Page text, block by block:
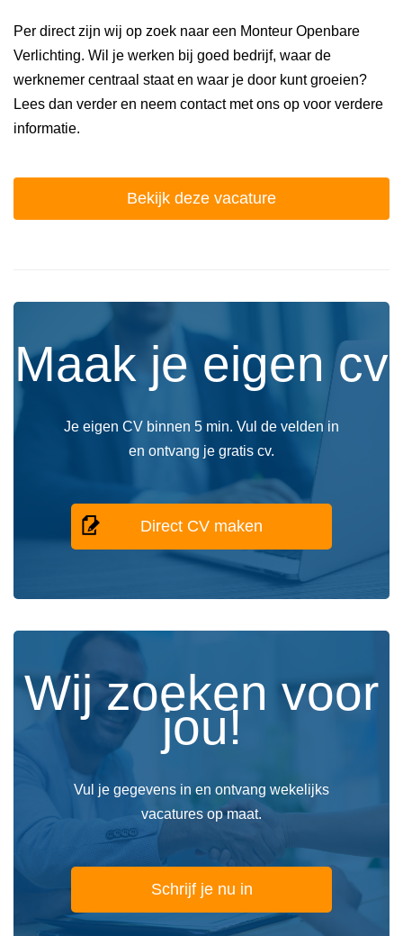
Per direct zijn wij op zoek naar een Monteur Openbare
Verlichting. Wil je werken bij goed bedrijf, waar de
werknemer centraal staat en waar je door kunt groeien?
Lees dan verder en neem contact met ons op voor verdere
informatie.
Bekijk deze vacature
Maak je eigen cv
Je eigen CV binnen 5 min. Vul de velden in
en ontvang je gratis cv.
Direct CV maken
Wij zoeken voor
jou!
Vul je gegevens in en ontvang wekelijks
vacatures op maat.
Schrijf je nu in